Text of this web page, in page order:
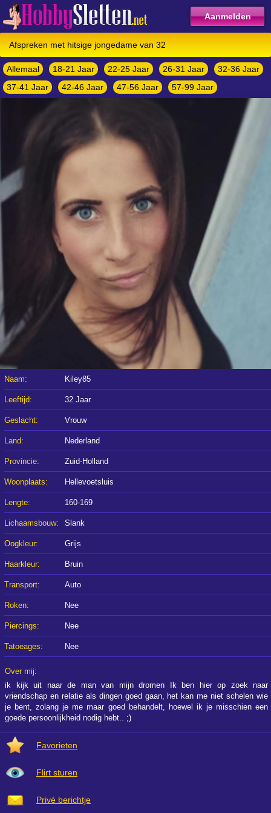
Aanmelden
Afspreken met hitsige jongedame van 32
Allemaal 18-21 Jaar 22-25 Jaar 26-31 Jaar
32-36 Jaar
37-41 Jaar
42-46 Jaar 47-56 Jaar 57-99 Jaar
Naam: Kiley85
Leeftijd: 32 Jaar
Geslacht: Vrouw
Land: Nederland
Provincie: Zuid-Holland
Woonplaats: Hellevoetsluis
Lengte: 160-169
Lichaamsbouw: Slank
Oogkleur: Grijs
Haarkleur: Bruin
Transport: Auto
Roken: Nee
Piercings: Nee
Tatoeages: Nee
Over mij:
ik kijk uit naar de man van mijn dromen Ik ben hier op zoek naar
vriendschap en relatie als dingen goed gaan, het kan me niet schelen wie
je bent, zolang je me maar goed behandelt, hoewel ik je misschien een
goede persoonlijkheid nodig hebt.. ;)
Favorieten
Flirt sturen
Privé berichtje